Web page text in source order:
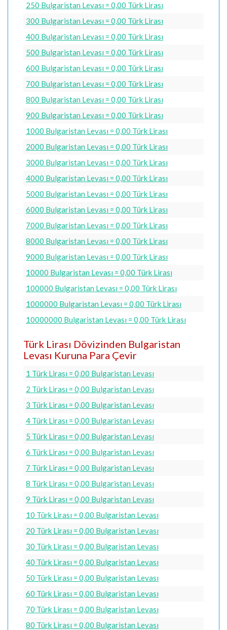
250 Bulgaristan Levası = 0,00 Türk Lirası
300 Bulgaristan Levası = 0,00 Türk Lirası
400 Bulgaristan Levası = 0,00 Türk Lirası
500 Bulgaristan Levası = 0,00 Türk Lirası
600 Bulgaristan Levası = 0,00 Türk Lirası
700 Bulgaristan Levası = 0,00 Türk Lirası
800 Bulgaristan Levası = 0,00 Türk Lirası
900 Bulgaristan Levası = 0,00 Türk Lirası
1000 Bulgaristan Levası = 0,00 Türk Lirası
2000 Bulgaristan Levası = 0,00 Türk Lirası
3000 Bulgaristan Levası = 0,00 Türk Lirası
4000 Bulgaristan Levası = 0,00 Türk Lirası
5000 Bulgaristan Levası = 0,00 Türk Lirası
6000 Bulgaristan Levası = 0,00 Türk Lirası
7000 Bulgaristan Levası = 0,00 Türk Lirası
8000 Bulgaristan Levası = 0,00 Türk Lirası
9000 Bulgaristan Levası = 0,00 Türk Lirası
10000 Bulgaristan Levası = 0,00 Türk Lirası
100000 Bulgaristan Levası = 0,00 Türk Lirası
1000000 Bulgaristan Levası = 0,00 Türk Lirası
10000000 Bulgaristan Levası = 0,00 Türk Lirası
Türk Lirası Dövizinden Bulgaristan
Levası Kuruna Para Çevir
1 Türk Lirası = 0,00 Bulgaristan Levası
2 Türk Lirası = 0,00 Bulgaristan Levası
3 Türk Lirası = 0,00 Bulgaristan Levası
4 Türk Lirası = 0,00 Bulgaristan Levası
5 Türk Lirası = 0,00 Bulgaristan Levası
6 Türk Lirası = 0,00 Bulgaristan Levası
7 Türk Lirası = 0,00 Bulgaristan Levası
8 Türk Lirası = 0,00 Bulgaristan Levası
9 Türk Lirası = 0,00 Bulgaristan Levası
10 Türk Lirası = 0,00 Bulgaristan Levası
20 Türk Lirası = 0,00 Bulgaristan Levası
30 Türk Lirası = 0,00 Bulgaristan Levası
40 Türk Lirası = 0,00 Bulgaristan Levası
50 Türk Lirası = 0,00 Bulgaristan Levası
60 Türk Lirası = 0,00 Bulgaristan Levası
70 Türk Lirası = 0,00 Bulgaristan Levası
80 Türk Lirası = 0,00 Bulgaristan Levası